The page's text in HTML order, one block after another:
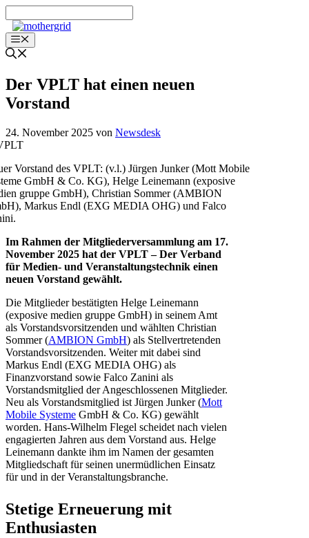
Inhalt
springenMenü
Der VPLT hat einen neuen
Vorstand
24. November 2025 von Newsdesk
Vorstand des VPLT: (v.l.) Jürgen Junker (Mott Mobile
GmbH & Co. KG), Helge Leinemann (exposive
gruppe GmbH), Christian Sommer (AMBION
Markus Endl (EXG MEDIA OHG) und Falco
Im Rahmen der Mitgliederversammlung am 17.
November 2025 hat der VPLT – Der Verband
für Medien- und Veranstaltungstechnik einen
neuen Vorstand gewählt.
Die Mitglieder bestätigten Helge Leinemann
(exposive medien gruppe GmbH) in seinem Amt
als Vorstandsvorsitzenden und wählten Christian
Sommer (AMBION GmbH) als Stellvertretenden
Vorstandsvorsitzenden. Weiter mit dabei sind
Markus Endl (EXG MEDIA OHG) als
Finanzvorstand sowie Falco Zanini als
Vorstandsmitglied der Angeschlossenen Mitglieder.
Neu als Vorstandsmitglied ist Jürgen Junker (Mott
Mobile Systeme GmbH & Co. KG) gewählt
worden. Hans-Wilhelm Flegel scheidet nach vielen
engagierten Jahren aus dem Vorstand aus. Helge
Leinemann dankte ihm im Namen der gesamten
Mitgliedschaft für seinen unermüdlichen Einsatz
für und in der Veranstaltungsbranche.
Stetige Erneuerung mit
Enthusiasten